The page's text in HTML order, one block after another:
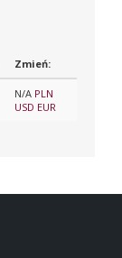
Zmień:
N/A PLN
USD EUR